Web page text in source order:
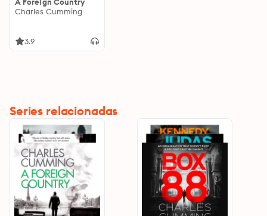
Charles Cumming
3.9
Series relacionadas